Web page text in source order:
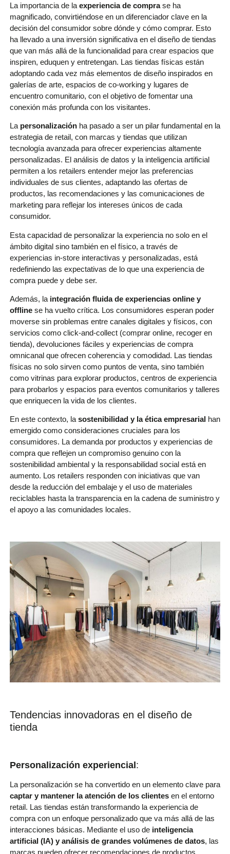
La importancia de la experiencia de comprase ha
magnificado, convirtiéndose en un diferenciador clave en la
decisión del consumidor sobre dónde y cómo comprar. Esto
ha llevado a una inversión significativa en el diseño de tiendas
que van más allá de la funcionalidad para crear espacios que
inspiren, eduquen y entretengan. Las tiendas físicas están
adoptando cada vez más elementos de diseño inspirados en
galerías de arte, espacios de co-working y lugares de
encuentro comunitario, con el objetivo de fomentar una
conexión más profunda con los visitantes.
La personalizaciónha pasado a ser un pilar fundamental en la
estrategia de retail, con marcas y tiendas que utilizan
tecnología avanzada para ofrecer experiencias altamente
personalizadas. El análisis de datos y la inteligencia artificial
permiten a los retailers entender mejor las preferencias
individuales de sus clientes, adaptando las ofertas de
productos, las recomendaciones y las comunicaciones de
marketing para reflejar los intereses únicos de cada
consumidor.
Esta capacidad de personalizar la experiencia no solo en el
ámbito digital sino también en el físico, a través de
experiencias in-store interactivas y personalizadas, está
redefiniendo las expectativas de lo que una experiencia de
compra puede y debe ser.
Además, la integración fluida de experiencias online y
offlinese ha vuelto crítica. Los consumidores esperan poder
moverse sin problemas entre canales digitales y físicos, con
servicios como click-and-collect (comprar online, recoger en
tienda), devoluciones fáciles y experiencias de compra
omnicanal que ofrecen coherencia y comodidad. Las tiendas
físicas no solo sirven como puntos de venta, sino también
como vitrinas para explorar productos, centros de experiencia
para probarlos y espacios para eventos comunitarios y talleres
que enriquecen la vida de los clientes.
En este contexto, lasostenibilidad y la ética empresarial han
emergido como consideraciones cruciales para los
consumidores. La demanda por productos y experiencias de
compra que reflejen un compromiso genuino con la
sostenibilidad ambiental y la responsabilidad social está en
aumento. Los retailers responden con iniciativas que van
desde la reducción del embalaje y el uso de materiales
reciclables hasta la transparencia en la cadena de suministro y
el apoyo a las comunidades locales.
Tendencias innovadoras en el diseño de
tienda
Personalización experiencial :
La personalización se ha convertido en un elemento clave para
captar y mantener la atención de los clientesen el entorno
retail. Las tiendas están transformando la experiencia de
compra con un enfoque personalizado que va más allá de las
interacciones básicas. Mediante el uso deinteligencia
artificial (IA) y análisis de grandes volúmenes de datos, las